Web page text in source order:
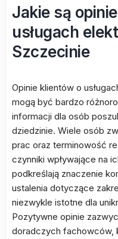
Jakie są
usługach
Szczecinie
Opinie klientów o
mogą być bardzo
informacji dla osób
dziedzinie. Wiele osób
prac oraz terminowość
czynniki wpływające na
podkreślają znaczenie
ustalenia dotyczące
niezwykle istotne dla
Pozytywne opinie
doradczych fachowców,